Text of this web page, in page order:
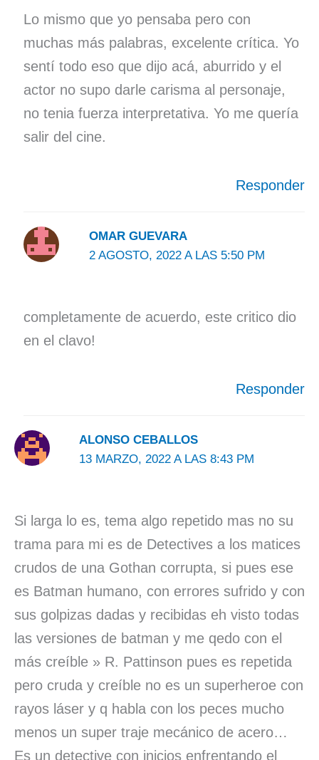
Lo mismo que yo pensaba pero con
muchas más palabras, excelente crítica. Yo
sentí todo eso que dijo acá, aburrido y el
actor no supo darle carisma al personaje,
no tenia fuerza interpretativa. Yo me quería
salir del cine.
Responder
OMAR GUEVARA
2 AGOSTO, 2022 A LAS 5:50 PM
completamente de acuerdo, este critico dio
en el clavo!
Responder
ALONSO CEBALLOS
13 MARZO, 2022 A LAS 8:43 PM
Si larga lo es, tema algo repetido mas no su
trama para mi es de Detectives a los matices
crudos de una Gothan corrupta, si pues ese
es Batman humano, con errores sufrido y con
sus golpizas dadas y recibidas eh visto todas
las versiones de batman y me qedo con el
más creíble » R. Pattinson pues es repetida
pero cruda y creíble no es un superheroe con
rayos láser y q habla con los peces mucho
menos un super traje mecánico de acero…
Es un detective con inicios enfrentando el